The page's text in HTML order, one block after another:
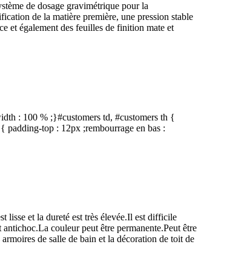
de dosage gravimétrique pour la
de la matière première, une pression stable
et également des feuilles de finition mate et
: 100 % ;}#customers td, #customers th {
top : 12px ;rembourrage en bas :
lisse et la dureté est très élevée.Il est difficile
couleur peut être permanente.Peut être
de salle de bain et la décoration de toit de